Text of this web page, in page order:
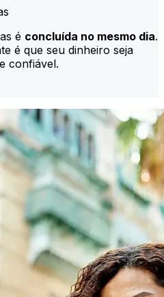
é concluída no mesmo dia.
é que seu dinheiro seja
confiável.